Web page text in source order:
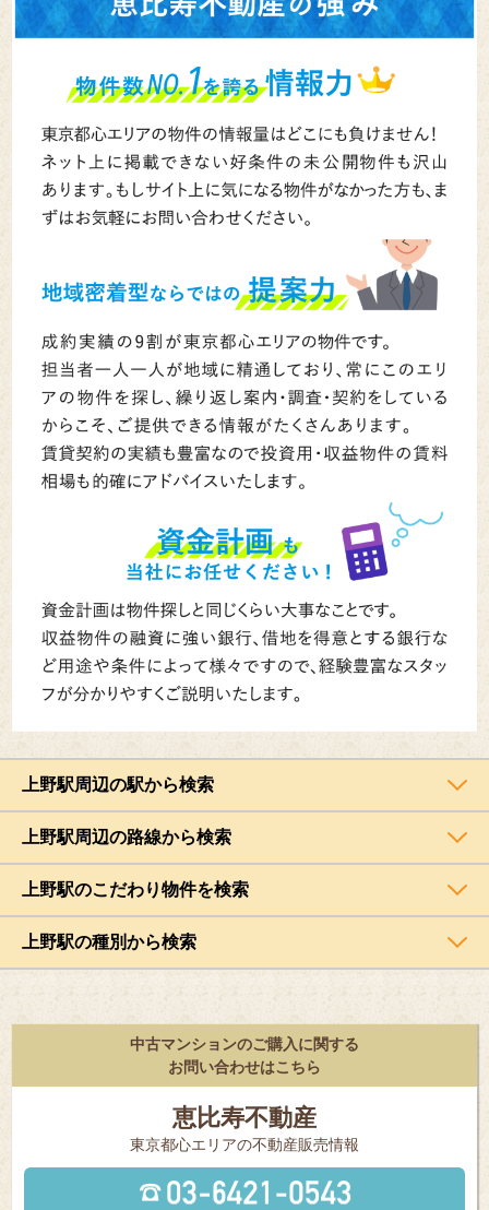
上野駅周辺の駅から検索
上野駅周辺の路線から検索
上野駅のこだわり物件を検索
上野駅の種別から検索
中古マンションのご購入に関する
お問い合わせはこちら
恵比寿不動産
東京都⼼エリアの不動産販売情報